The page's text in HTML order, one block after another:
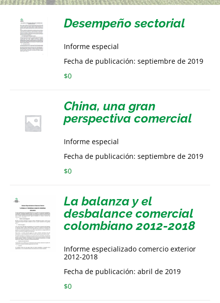
Desempeño sectorial
Informe especial
Fecha de publicación: septiembre de 2019
$0
China, una gran
perspectiva comercial
Informe especial
Fecha de publicación: septiembre de 2019
$0
La balanza y el
desbalance comercial
colombiano 2012-2018
Informe especializado comercio exterior
2012-2018
Fecha de publicación: abril de 2019
$0